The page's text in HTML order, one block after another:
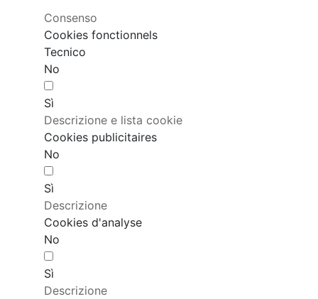
Consenso
Cookies fonctionnels
Tecnico
No
Sì
Descrizione e lista cookie
Cookies publicitaires
No
Sì
Descrizione
Cookies d'analyse
No
Sì
Descrizione